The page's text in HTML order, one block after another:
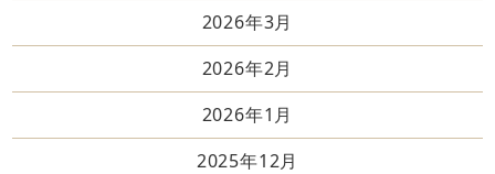
2026年3月
2026年2月
2026年1月
2025年12月